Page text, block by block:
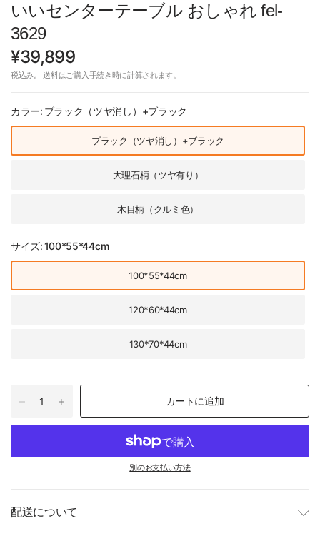
いいセンターテーブル おしゃれ fel-
3629
¥39,899
税込み。送料はご購入手続き時に計算されます。
カラー: ブラック（ツヤ消し）+ブラック
ブラック（ツヤ消し）+ブラック
大理石柄（ツヤ有り）
木目柄（クルミ色）
サイズ:100*55*44cm
100*55*44cm
120*60*44cm
130*70*44cm
カートに追加
別のお支払い方法
配送について